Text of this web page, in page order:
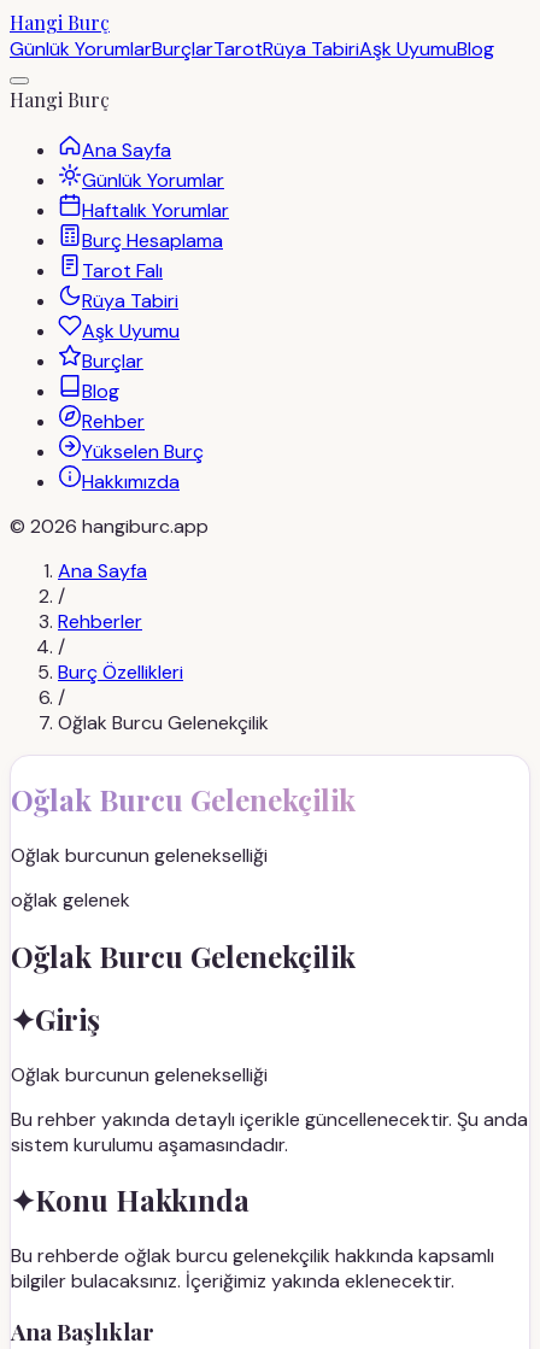
Hangi Burç
Günlük YorumlarBurçlarTarotRüya TabiriAşk UyumuBlog
Hangi Burç
Ana Sayfa
Günlük Yorumlar
Haftalık Yorumlar
Burç Hesaplama
Tarot Falı
Rüya Tabiri
Aşk Uyumu
Burçlar
Blog
Rehber
Yükselen Burç
Hakkımızda
© 2026 hangiburc.app
Ana Sayfa
/
Rehberler
/
Burç Özellikleri
/
Oğlak Burcu Gelenekçilik
Oğlak Burcu Gelenekçilik
Oğlak burcunun gelenekselliği
oğlak gelenek
Oğlak Burcu Gelenekçilik
✦Giriş
Oğlak burcunun gelenekselliği
Bu rehber yakında detaylı içerikle güncellenecektir. Şu anda
sistem kurulumu aşamasındadır.
✦Konu Hakkında
Bu rehberde oğlak burcu gelenekçilik hakkında kapsamlı
bilgiler bulacaksınız. İçeriğimiz yakında eklenecektir.
Ana Başlıklar